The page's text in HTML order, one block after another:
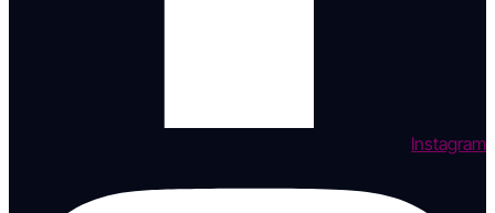
Instagram